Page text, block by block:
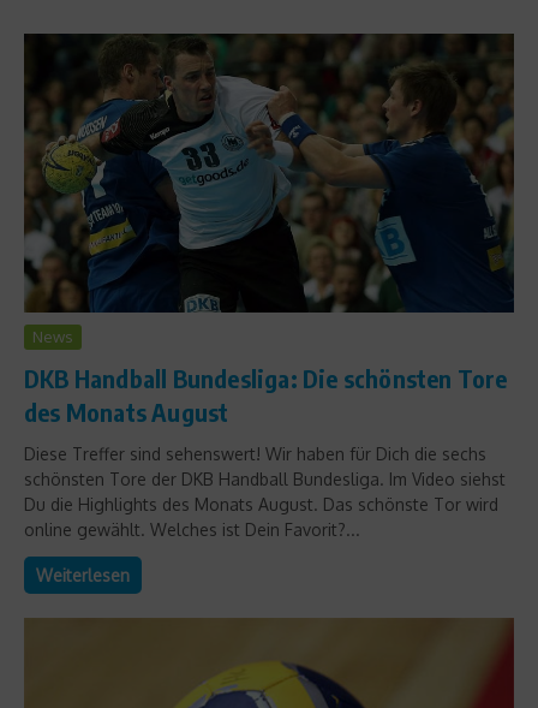
News
DKB Handball Bundesliga: Die schönsten Tore
des Monats August
Diese Treffer sind sehenswert! Wir haben für Dich die sechs
schönsten Tore der DKB Handball Bundesliga. Im Video siehst
Du die Highlights des Monats August. Das schönste Tor wird
online gewählt. Welches ist Dein Favorit?...
Weiterlesen